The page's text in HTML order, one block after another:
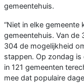
gemeentehuis.
“Niet in elke
gemeentehuis. Van de
304 de mogelijkheid
stappen. Op zondag is
in 121 gemeenten
mee dat populaire